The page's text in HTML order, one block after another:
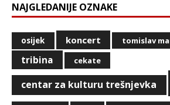
NAJGLEDANIJE OZNAKE
osijek koncert tomislav
tribina cekate
centar za kulturu trešnjevka